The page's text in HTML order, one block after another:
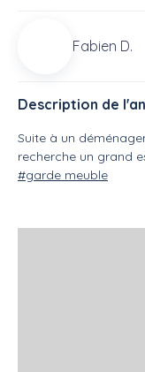
Fabien D.
Description de
Suite à un
recherche un grand
#garde meuble